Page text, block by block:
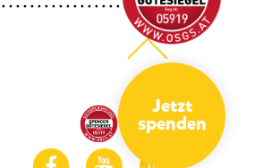
Jetzt
spenden